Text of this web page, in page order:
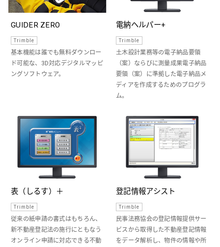
GUIDER ZERO
Trimble
基本機能は誰でも無料ダウンロー
ド可能な、3D対応デジタルマッピ
ングソフトウェア。
電納ヘルパー+
Trimble
土木設計業務等の電子納品要領
（案）ならびに測量成果電子納品
要領（案）に準拠した電子納品メ
ディアを作成するためのプログラ
ム。
表（しるす）＋
Trimble
従来の紙申請の書式はもちろん、
新不動産登記法の施行にともなう
オンライン申請に対応できる不動
登記情報アシスト
Trimble
民事法務協会の登記情報提供サー
ビスから取得した不動産登記情報
をデータ解析し、物件の情報や所